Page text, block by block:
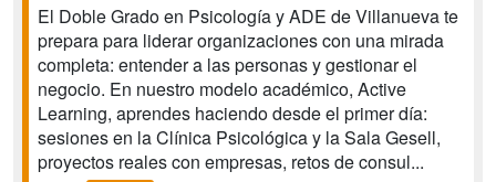
El Doble Grado en Psicología y ADE de Villanueva te
prepara para liderar organizaciones con una mirada
completa: entender a las personas y gestionar el
negocio. En nuestro modelo académico, Active
Learning, aprendes haciendo desde el primer día:
sesiones en la Clínica Psicológica y la Sala Gesell,
proyectos reales con empresas, retos de consul...